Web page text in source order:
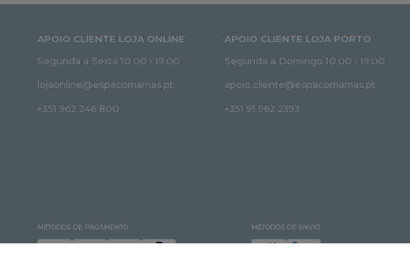
APOIO CLIENTE LOJA ONLINE
Segunda a Sexta 10:00 › 19:00
lojaonline@espacomamas.pt
+351 962 246 800
APOIO CLIENTE LOJA PORTO
Segunda a Domingo 10:00 › 19:00
apoio.cliente@espacomamas.pt
+351 91 962 2393
MÉTODOS DE PAGAMENTO MÉTODOS DE ENVIO